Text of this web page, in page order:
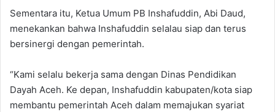
Sementara itu, Ketua Umum PB Inshafuddin, Abi Daud,
menekankan bahwa Inshafuddin selalau siap dan terus
bersinergi dengan pemerintah.
“Kami selalu bekerja sama dengan Dinas Pendidikan
Dayah Aceh. Ke depan, Inshafuddin kabupaten/kota siap
membantu pemerintah Aceh dalam memajukan syariat